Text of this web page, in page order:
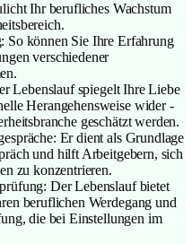
Ihr berufliches Wachstum
So können Sie Ihre Erfahrung
verschiedener
Lebenslauf spiegelt Ihre Liebe
Herangehensweise wider -
geschätzt werden.
Er dient als Grundlage
und hilft Arbeitgebern, sich
zu konzentrieren.
Der Lebenslauf bietet
beruflichen Werdegang und
die bei Einstellungen im